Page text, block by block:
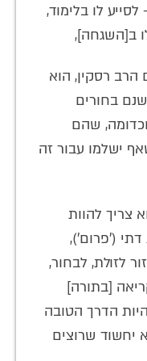
לסייע לו בלימוד,
ב[השגחה],
הרב רסקין, הוא
בחורים
וכדומה, שהם
ישלמו עבור זה
צריך להוות
דתי ('פרום'),
לזולת, לבחור,
[בתורה]
הדרך הטובה
יחשוד שרוצים